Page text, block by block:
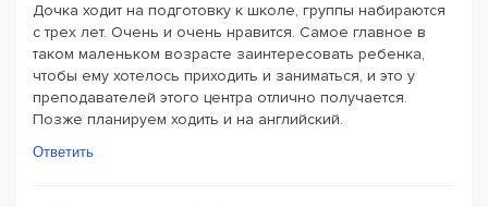
Дочка ходит на подготовку к школе, группы набираются
с трех лет. Очень и очень нравится. Самое главное в
таком маленьком возрасте заинтересовать ребенка,
чтобы ему хотелось приходить и заниматься, и это у
преподавателей этого центра отлично получается.
Позже планируем ходить и на английский.
Ответить